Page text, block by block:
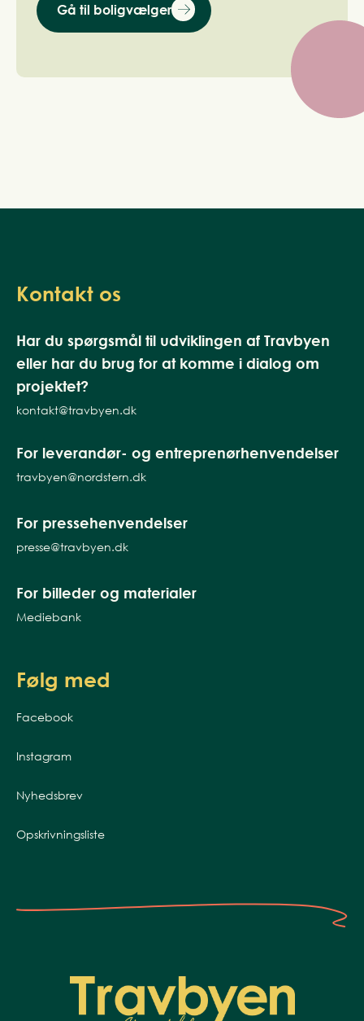
Gå til boligvælger
Kontakt os
Har du spørgsmål til udviklingen af Travbyen
eller har du brug for at komme i dialog om
projektet?
kontakt@travbyen.dk
For leverandør- og entreprenørhenvendelser
travbyen@nordstern.dk
For pressehenvendelser
presse@travbyen.dk
For billeder og materialer
Mediebank
Følg med
Facebook
Instagram
Nyhedsbrev
Opskrivningsliste